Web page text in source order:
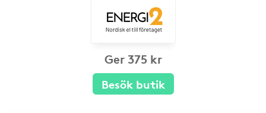
Ger 375 kr
Besök butik